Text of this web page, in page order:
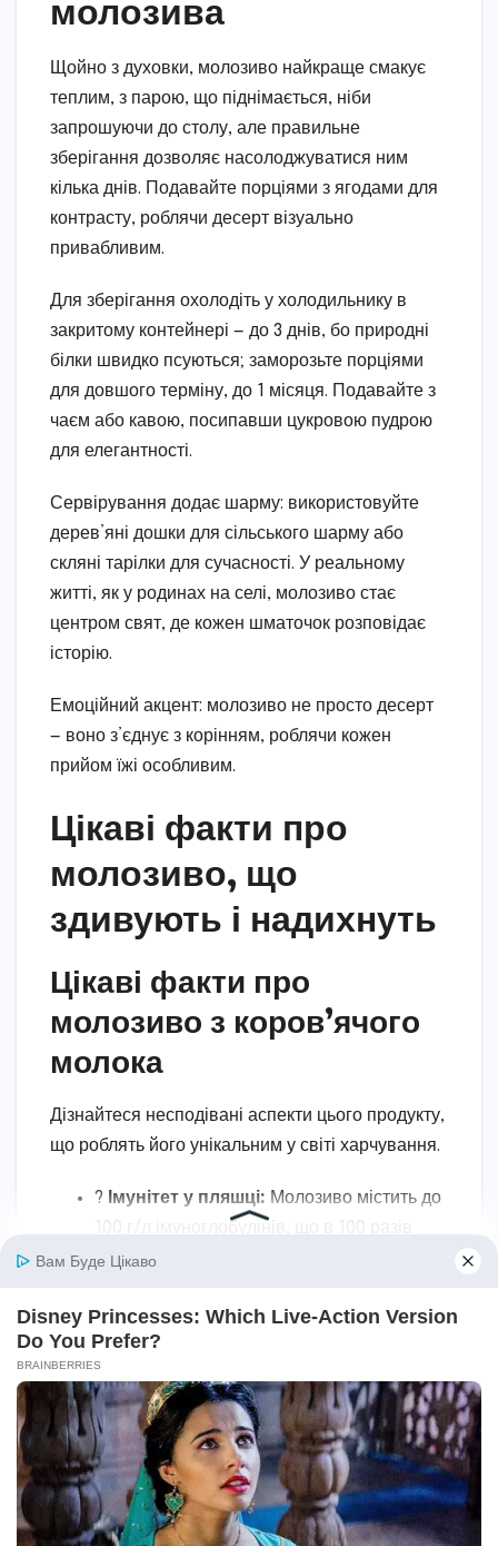
молозива
Щойно з духовки, молозиво найкраще смакує
теплим, з парою, що піднімається, ніби
запрошуючи до столу, але правильне
зберігання дозволяє насолоджуватися ним
кілька днів. Подавайте порціями з ягодами для
контрасту, роблячи десерт візуально
привабливим.
Для зберігання охолодіть у холодильнику в
закритому контейнері — до 3 днів, бо природні
білки швидко псуються; заморозьте порціями
для довшого терміну, до 1 місяця. Подавайте з
чаєм або кавою, посипавши цукровою пудрою
для елегантності.
Сервірування додає шарму: використовуйте
дерев’яні дошки для сільського шарму або
скляні тарілки для сучасності. У реальному
житті, як у родинах на селі, молозиво стає
центром свят, де кожен шматочок розповідає
історію.
Емоційний акцент: молозиво не просто десерт
— воно з’єднує з корінням, роблячи кожен
прийом їжі особливим.
Цікаві факти про
молозиво, що
здивують і надихнуть
Цікаві факти про
молозиво з коров’ячого
молока
Дізнайтеся несподівані аспекти цього продукту,
що роблять його унікальним у світі харчування.
? Імунітет у пляшці: Молозиво містить до
100 г/л імуноглобулінів, що в 100 разів
більше, ніж у звичайному молоці,
годин життя.
Історичний делікатес:
Україні молозиво вважалося магічним, і
його вживання обіцяло родючість —
традиція, що триває досі в селах.
?Суперфуд 2025:За даними “Journal of
Dairy Science”, молозиво використовують
у спортивних добавках для відновлення